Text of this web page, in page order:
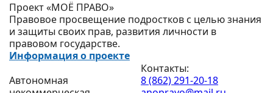
Проект «МОЁ ПРАВО»
Правовое просвещение подростков с целью знания
и защиты своих прав, развития личности в
правовом государстве.
Информация о проекте
Автономная
Контакты:
8 (862) 291-20-18